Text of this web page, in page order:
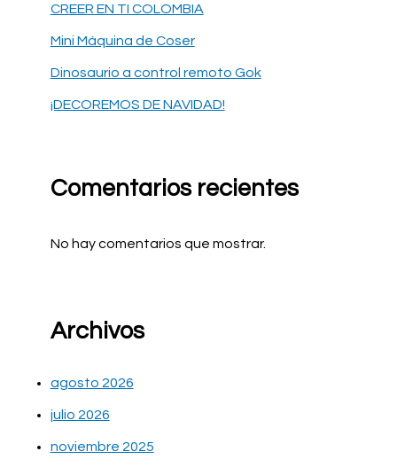
CREER EN TI COLOMBIA
Mini Máquina de Coser
Dinosaurio a control remoto Gok
¡DECOREMOS DE NAVIDAD!
Comentarios recientes
No hay comentarios que mostrar.
Archivos
agosto 2026
julio 2026
noviembre 2025